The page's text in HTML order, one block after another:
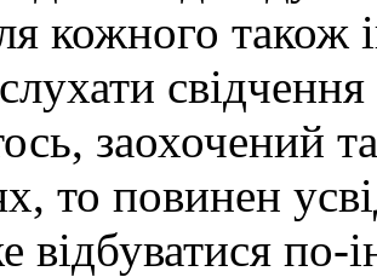
кожного також
заохочений
то повинен
відбуватися по-